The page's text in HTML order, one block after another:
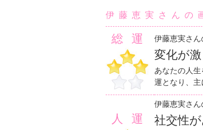
伊藤恵実さんの
総運 伊藤恵実さ
変化が
あなたの人
運となり、主
人運
伊藤恵実さ
社交性